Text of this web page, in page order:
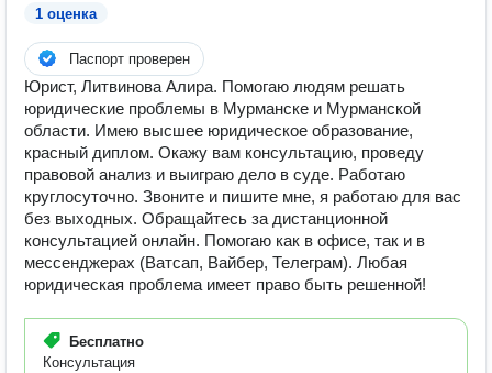
1 оценка
Паспорт проверен
Юрист, Литвинова Алира. Помогаю людям решать
юридические проблемы в Мурманске и Мурманской
области. Имею высшее юридическое образование,
красный диплом. Окажу вам консультацию, проведу
правовой анализ и выиграю дело в суде. Работаю
круглосуточно. Звоните и пишите мне, я работаю для вас
без выходных. Обращайтесь за дистанционной
консультацией онлайн. Помогаю как в офисе, так и в
мессенджерах (Ватсап, Вайбер, Телеграм). Любая
юридическая проблема имеет право быть решенной!
Бесплатно
Консультация